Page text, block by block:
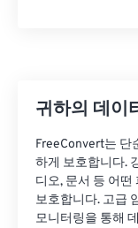
귀하의 데이
FreeConvert는 단
하게 보호합니다.
디오, 문서 등 어떤
보호합니다. 고급
모니터링을 통해